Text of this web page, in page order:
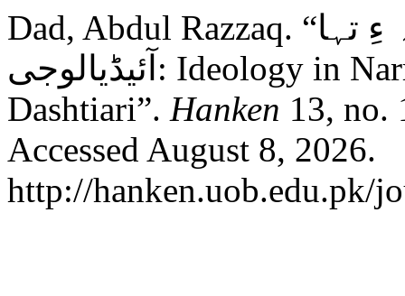
Dad, Abdul Razzaq. “صبادشتیاری ءِ آزمانکانی بیانیہ ءِ تہا
آئیڈیالوجی: Ideology in Narrative Short Stories of Saba
Dashtiari”. Hanken 13, no.
Accessed August 8, 2026.
http://hanken.uob.edu.pk/